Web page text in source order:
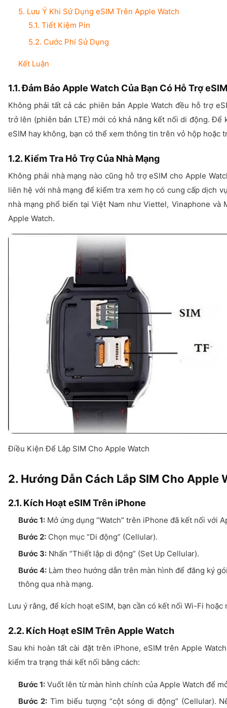
5. Lưu Ý Khi Sử Dụng eSIM Trên Apple Watch
5.1. Tiết Kiệm Pin
5.2. Cước Phí Sử Dụng
Kết Luận
1.1. Đảm Bảo Apple Watch Của Bạn Có Hỗ Trợ eSIM
Không phải tất cả các phiên bản Apple Watch đều hỗ trợ
trở lên (phiên bản LTE) mới có khả năng kết nối di động.
eSIM hay không, bạn có thể xem thông tin trên vỏ hộp hoặc
1.2. Kiểm Tra Hỗ Trợ Của Nhà Mạng
Không phải nhà mạng nào cũng hỗ trợ eSIM cho Apple
liên hệ với nhà mạng để kiểm tra xem họ có cung cấp dịch
nhà mạng phổ biến tại Việt Nam như Viettel, Vinaphone
Apple Watch.
Điều Kiện Để Lắp SIM Cho Apple Watch
2. Hướng Dẫn Cách Lắp SIM Cho Apple
2.1. Kích Hoạt eSIM Trên iPhone
Bước 1: Mở ứng dụng “Watch” trên iPhone đã kết nối với
Bước 2: Chọn mục “Di động” (Cellular).
Bước 3: Nhấn “Thiết lập di động” (Set Up Cellular).
Bước 4: Làm theo hướng dẫn trên màn hình để đăng ký
thông qua nhà mạng.
Lưu ý rằng, để kích hoạt eSIM, bạn cần có kết nối Wi-Fi
2.2. Kích Hoạt eSIM Trên Apple Watch
Sau khi hoàn tất cài đặt trên iPhone, eSIM trên Apple
kiểm tra trạng thái kết nối bằng cách:
Bước 1: Vuốt lên từ màn hình chính của Apple Watch để
Bước 2:Tìm biểu tượng “cột sóng di động” (Cellular).